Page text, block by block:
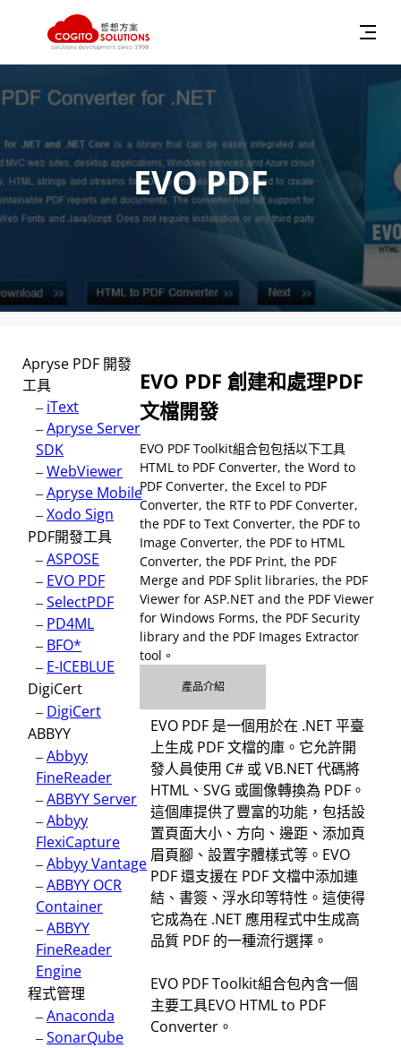
跳
至
主
內
容
EVO PDF
Apryse PDF 開發
工具
– iText
–Apryse Server
SDK
–WebViewer
–Apryse Mobile
–Xodo Sign
PDF開發工具
–ASPOSE
– EVO PDF
–SelectPDF
– PD4ML
– BFO*
– E-ICEBLUE
DigiCert
– DigiCert
ABBYY
–Abbyy
FineReader
–ABBYY Server
–Abbyy
FlexiCapture
–Abbyy Vantage
–ABBYY OCR
Container
–ABBYY
FineReader
Engine
程式管理
–Anaconda
–SonarQube
EVO PDF 創建和處理PDF
文檔開發
EVO PDF Toolkit組合包包括以下工具
HTML to PDF Converter, the Word to
PDF Converter, the Excel to PDF
Converter, the RTF to PDF Converter,
the PDF to Text Converter, the PDF to
Image Converter, the PDF to HTML
Converter, the PDF Print, the PDF
Merge and PDF Split libraries, the PDF
Viewer for ASP.NET and the PDF Viewer
for Windows Forms, the PDF Security
library and the PDF Images Extractor
tool。
產品介紹
EVO PDF 是一個用於在 .NET 平臺
上生成 PDF 文檔的庫。它允許開
發人員使用 C# 或 VB.NET 代碼將
HTML、SVG 或圖像轉換為 PDF。
這個庫提供了豐富的功能，包括設
置頁面大小、方向、邊距、添加頁
眉頁腳、設置字體樣式等。EVO
PDF 還支援在 PDF 文檔中添加連
結、書簽、浮水印等特性。這使得
它成為在 .NET 應用程式中生成高
品質 PDF 的一種流行選擇。
EVO PDF Toolkit組合包內含一個
主要工具EVO HTML to PDF
Converter。